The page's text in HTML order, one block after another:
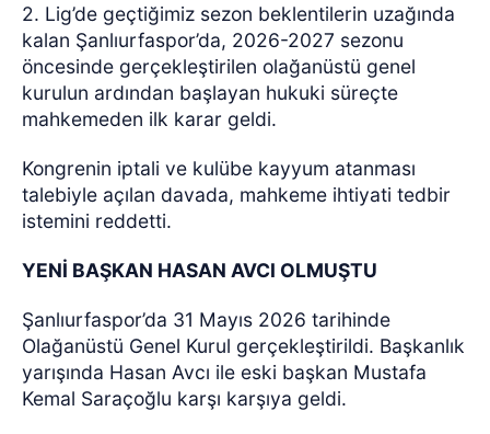
2. Lig’de geçtiğimiz sezon beklentilerin uzağında
kalan Şanlıurfaspor’da, 2026-2027 sezonu
öncesinde gerçekleştirilen olağanüstü genel
kurulun ardından başlayan hukuki süreçte
mahkemeden ilk karar geldi.
Kongrenin iptali ve kulübe kayyum atanması
talebiyle açılan davada, mahkeme ihtiyati tedbir
istemini reddetti.
YENİ BAŞKAN HASAN AVCI OLMUŞTU
Şanlıurfaspor’da 31 Mayıs 2026 tarihinde
Olağanüstü Genel Kurul gerçekleştirildi. Başkanlık
yarışında Hasan Avcı ile eski başkan Mustafa
Kemal Saraçoğlu karşı karşıya geldi.